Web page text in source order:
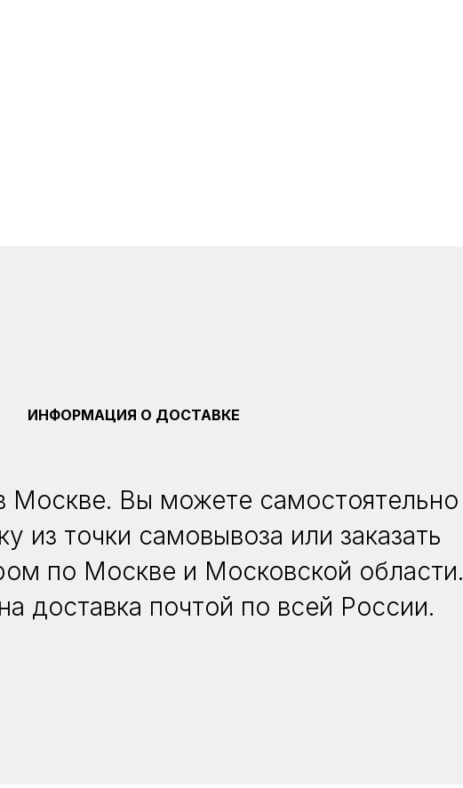
ИНФОРМАЦИЯ О ДОСТАВКЕ
Москве. Вы можете самостоятельно
из точки самовывоза или заказать
по Москве и Московской области.
доставка почтой по всей России.